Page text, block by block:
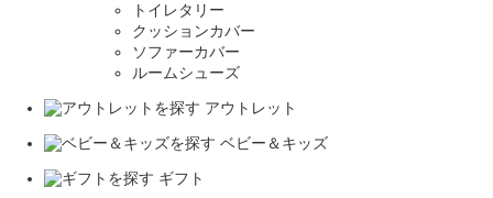
トイレタリー
クッションカバー
ソファーカバー
ルームシューズ
アウトレット
ベビー＆キッズ
ギフト